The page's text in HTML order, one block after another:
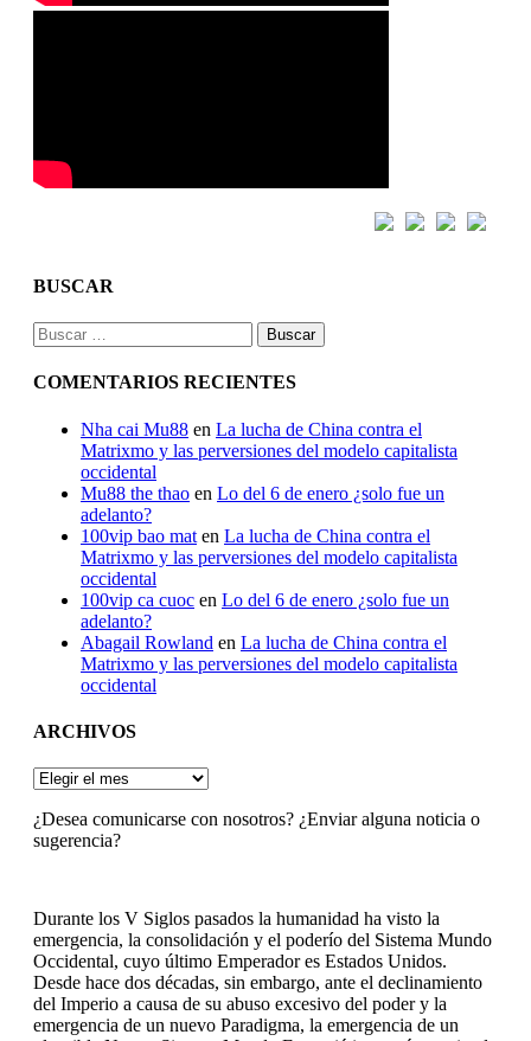
BUSCAR
Buscar:
COMENTARIOS RECIENTES
Nha cai Mu88 en La lucha de China contra el
Matrixmo y las perversiones del modelo capitalista
occidental
Mu88 the thao en Lo del 6 de enero ¿solo fue un
adelanto?
100vip bao mat en La lucha de China contra el
Matrixmo y las perversiones del modelo capitalista
occidental
100vip ca cuoc en Lo del 6 de enero ¿solo fue un
adelanto?
Abagail Rowland en La lucha de China contra el
Matrixmo y las perversiones del modelo capitalista
occidental
ARCHIVOS
ARCHIVOS
¿Desea comunicarse con nosotros? ¿Enviar alguna noticia o
sugerencia?
Durante los V Siglos pasados la humanidad ha visto la
emergencia, la consolidación y el poderío del Sistema Mundo
Occidental, cuyo último Emperador es Estados Unidos.
Desde hace dos décadas, sin embargo, ante el declinamiento
del Imperio a causa de su abuso excesivo del poder y la
emergencia de un nuevo Paradigma, la emergencia de un